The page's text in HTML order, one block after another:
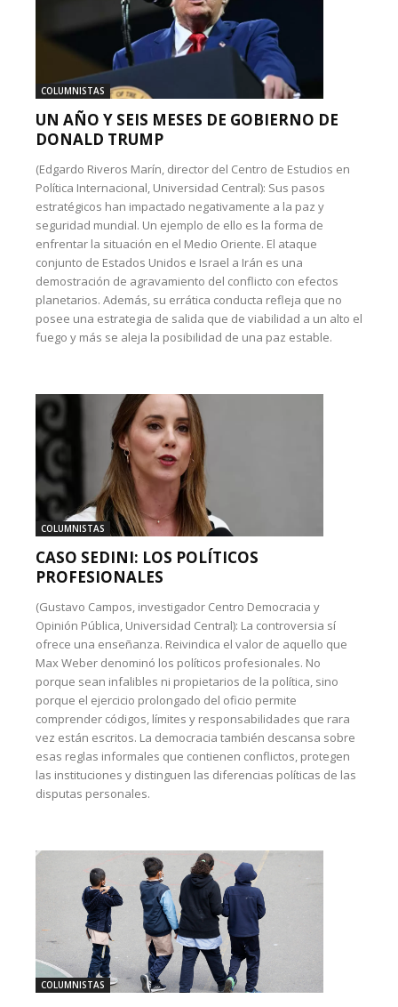
COLUMNISTAS
UN AÑO Y SEIS MESES DE GOBIERNO DE
DONALD TRUMP
(Edgardo Riveros Marín, director del Centro de Estudios en
Política Internacional, Universidad Central): Sus pasos
estratégicos han impactado negativamente a la paz y
seguridad mundial. Un ejemplo de ello es la forma de
enfrentar la situación en el Medio Oriente. El ataque
conjunto de Estados Unidos e Israel a Irán es una
demostración de agravamiento del conflicto con efectos
planetarios. Además, su errática conducta refleja que no
posee una estrategia de salida que de viabilidad a un alto el
fuego y más se aleja la posibilidad de una paz estable.
COLUMNISTAS
CASO SEDINI: LOS POLÍTICOS
PROFESIONALES
(Gustavo Campos, investigador Centro Democracia y
Opinión Pública, Universidad Central): La controversia sí
ofrece una enseñanza. Reivindica el valor de aquello que
Max Weber denominó los políticos profesionales. No
porque sean infalibles ni propietarios de la política, sino
porque el ejercicio prolongado del oficio permite
comprender códigos, límites y responsabilidades que rara
vez están escritos. La democracia también descansa sobre
esas reglas informales que contienen conflictos, protegen
las instituciones y distinguen las diferencias políticas de las
disputas personales.
COLUMNISTAS